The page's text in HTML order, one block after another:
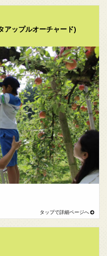
アップルオーチャード)